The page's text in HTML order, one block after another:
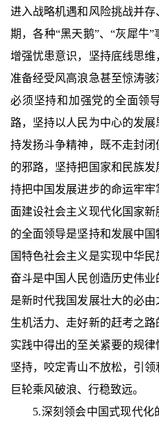
进入战略机遇和风险挑战并
期，各种“黑天鹅”、“灰犀牛
增强忧患意识，坚持底线思维
准备经受风高浪急甚至惊涛骇
必须坚持和加强党的全面领
路，坚持以人民为中心的发
持发扬斗争精神，既不走封
的邪路，坚持把国家和民族
持把中国发展进步的命运牢
面建设社会主义现代化国家
的全面领导是坚持和发展中
国特色社会主义是实现中华
奋斗是中国人民创造历史伟
是新时代我国发展壮大的必
生机活力、走好新的赶考之
实践中得出的至关紧要的规
坚持，咬定青山不放松，引
巨轮乘风破浪、行稳致远。
5.深刻领会中国式现代化